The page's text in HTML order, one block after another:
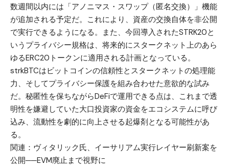
数週間以内には「アノニマス・スワップ（匿名交換）」機能
が追加される予定だ。これにより、資産の交換自体を非公開
で実行できるようになる。また、今回導入されたSTRK20と
いうプライバシー規格は、将来的にスタークネット上のあら
ゆるERC20トークンに適用される計画となっている。
strkBTCはビットコインの信頼性とスタークネットの処理能
力、そしてプライバシー保護を組み合わせた意欲的な試み
だ。秘匿性を保ちながらDeFiで運用できる点は、これまで透
明性を嫌避していた大口投資家の資金をエコシステムに呼び
込み、流動性を劇的に向上させる起爆剤となる可能性があ
る。
関連： ヴィタリック氏、イーサリアム実行レイヤー刷新案を
公開──EVM廃止まで視野に